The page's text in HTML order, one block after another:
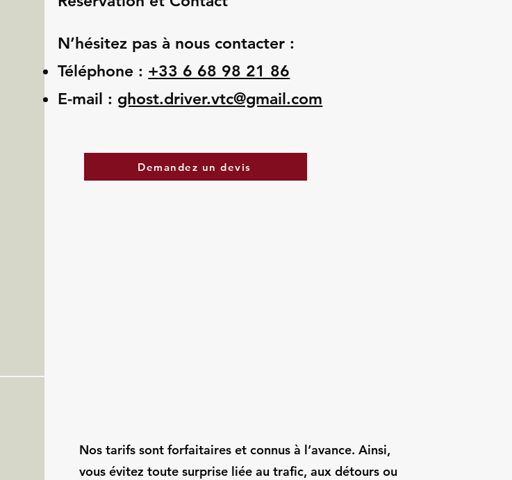
N’hésitez pas à nous contacter :
Téléphone : +33 6 68 98 21 86
E-mail : ghost.driver.vtc@gmail.com
Demandez un devis
Nos tarifs sont forfaitaires et connus à l’avance. Ainsi,
vous évitez toute surprise liée au trafic, aux détours ou